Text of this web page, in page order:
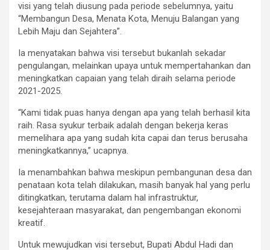
visi yang telah diusung pada periode sebelumnya, yaitu
“Membangun Desa, Menata Kota, Menuju Balangan yang
Lebih Maju dan Sejahtera”.
Ia menyatakan bahwa visi tersebut bukanlah sekadar
pengulangan, melainkan upaya untuk mempertahankan dan
meningkatkan capaian yang telah diraih selama periode
2021-2025.
“Kami tidak puas hanya dengan apa yang telah berhasil kita
raih. Rasa syukur terbaik adalah dengan bekerja keras
memelihara apa yang sudah kita capai dan terus berusaha
meningkatkannya,” ucapnya.
Ia menambahkan bahwa meskipun pembangunan desa dan
penataan kota telah dilakukan, masih banyak hal yang perlu
ditingkatkan, terutama dalam hal infrastruktur,
kesejahteraan masyarakat, dan pengembangan ekonomi
kreatif.
Untuk mewujudkan visi tersebut, Bupati Abdul Hadi dan